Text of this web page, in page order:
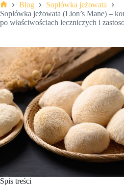
Strona
główna
Blog
Soplówka jeżowata
Soplówka jeżowata (Lion’s Mane) –
po właściwościach leczniczych i
Spis treści